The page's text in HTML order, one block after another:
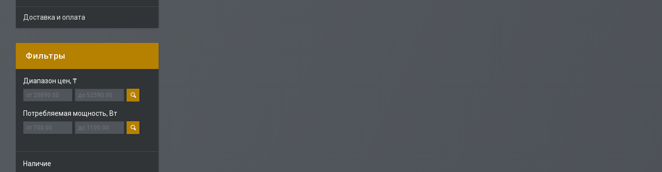
Доставка и оплата
Фильтры
Диапазон цен, ₸
Потребляемая мощность, Вт
Наличие